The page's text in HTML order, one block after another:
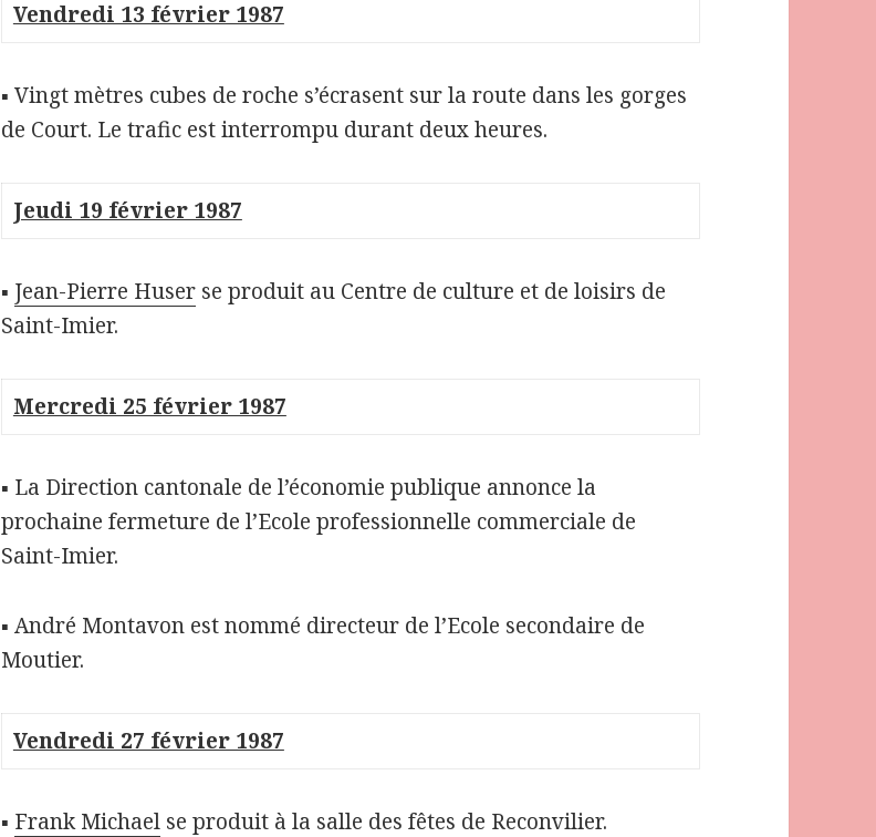
Vendredi 13 février 1987
▪ Vingt mètres cubes de roche s’écrasent sur la route dans les gorges
de Court. Le trafic est interrompu durant deux heures.
Jeudi 19 février 1987
▪ Jean-Pierre Huser se produit au Centre de culture et de loisirs de
Saint-Imier.
Mercredi 25 février 1987
▪ La Direction cantonale de l’économie publique annonce la
prochaine fermeture de l’Ecole professionnelle commerciale de
Saint-Imier.
▪ André Montavon est nommé directeur de l’Ecole secondaire de
Moutier.
Vendredi 27 février 1987
▪ Frank Michael se produit à la salle des fêtes de Reconvilier.